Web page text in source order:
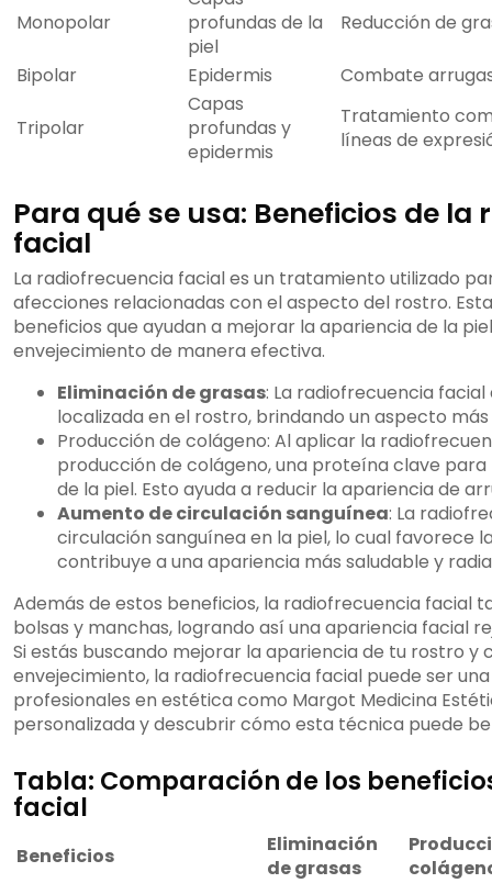
Monopolar
profundas de la
piel
Reducción de
Bipolar Epidermis Combate
Tripolar
Capas
profundas y
epidermis
Tratamiento
líneas de
Para qué se usa: Beneficios de
facial
La radiofrecuencia facial es un tratamiento utilizado
afecciones relacionadas con el aspecto del rostro.
beneficios que ayudan a mejorar la apariencia de la
envejecimiento de manera efectiva.
Eliminación de grasas: La radiofrecuencia
localizada en el rostro, brindando un aspecto
Producción de colágeno: Al aplicar la
producción de colágeno, una proteína clave
de la piel. Esto ayuda a reducir la apariencia de
Aumento de circulación sanguínea: La
circulación sanguínea en la piel, lo cual favorece
contribuye a una apariencia más saludable y
Además de estos beneficios, la radiofrecuencia facial
bolsas y manchas, logrando así una apariencia facial
Si estás buscando mejorar la apariencia de tu rostro y
envejecimiento, la radiofrecuencia facial puede ser
profesionales en estética como Margot Medicina
personalizada y descubrir cómo esta técnica puede
Tabla: Comparación de los
facial
Beneficios
Eliminación
de grasas